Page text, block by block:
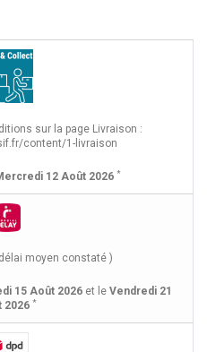
sur la page Livraison :
content/1-livraison
12 Août 2026 *
moyen constaté )
15 Août 2026et le Vendredi 21
2026 *